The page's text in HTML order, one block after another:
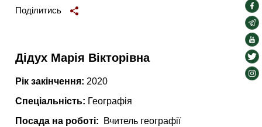
Поділитись
Дідух Марія Вікторівна
Рік закінчення: 2020
Спеціальність: Географія
Посада на роботі:
Вчитель географії